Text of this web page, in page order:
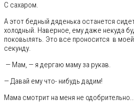
С сахаром.
А этот бедный дяденька останется
холодный. Наверное, ему даже некуда
поковылять. Это все проносится в
секунду.
— Мам, — я дергаю маму за рукав.
— Давай ему что- нибудь дадим!
Мама смотрит на меня не одобрительно..